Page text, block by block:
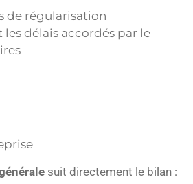
de régularisation
délais accordés par le
suit directement le bilan :